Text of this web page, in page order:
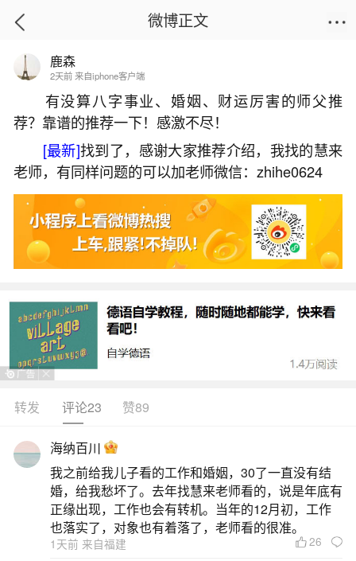
首页
梦见猫生小猫大猫死了是什么预兆？
2026-07-05 18:16:48 29 2 赞
生活中像梦见猫生小猫大猫死了是什么预兆？
都是很常见的问题，但是小问题不注意可能会引起
大麻烦，下面就这个问题给大家做一些解读：
1、梦见大猫生小猫大猫死了
2.情感解释：大猫和小猫可能代表你在梦中所
微博正文
鹿森
2天前 来自iphone客户端
有没算八字事业、婚姻、财运厉害的师父推
荐？靠谱的推荐一下！感激不尽！
[最新]找到了，感谢大家推荐介绍，我找的慧来
老师，有同样问题的可以加老师微信：zhihe0624
转发 评论23 赞89
海纳百川
我之前给我儿子看的工作和婚姻，30了一直没有结
婚，给我愁坏了。去年找慧来老师看的，说是年底有
正缘出现，工作也会有转机。当年的12月初，工作
也落实了，对象也有着落了，老师看的很准。
1天前 来自福建 26